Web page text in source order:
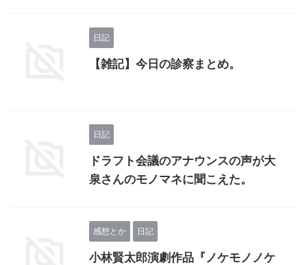
日記
【雑記】今日の診察まとめ。
日記
ドラフト会議のアナウンスの声が大
泉さんのモノマネに聞こえた。
感想とか 日記
小林賢太郎演劇作品『ノケモノノケ